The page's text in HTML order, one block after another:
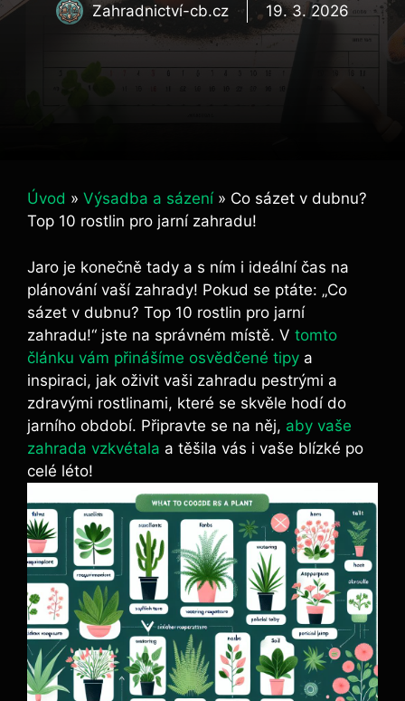
Zahradnictví-cb.cz 19. 3. 2026
Úvod » Výsadba a sázení » Co sázet v dubnu?
Top 10 rostlin pro jarní zahradu!
Jaro je konečně tady a s ním i ideální čas na
plánování vaší zahrady! Pokud se ptáte: „Co
sázet v dubnu? Top 10 rostlin pro jarní
zahradu!“ jste na správném místě. V tomto
článku vám přinášíme osvědčené tipy a
inspiraci, jak oživit vaši zahradu pestrými a
zdravými rostlinami, které se skvěle hodí do
jarního období. Připravte se na něj, aby vaše
zahrada vzkvétala a těšila vás i vaše blízké po
celé léto!